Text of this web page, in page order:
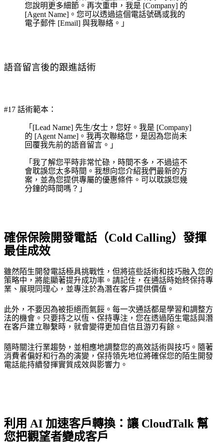
您說明更多細節。再次重申，我是 [Company] 的
[Agent Name]。您可以透過這個電話號碼或我的
電子郵件 [Email] 與我聯絡。」
語音留言後的跟進話術
#17 話術範本：
「[Lead Name] 先生/女士，您好。我是 [Company]
的 [Agent Name]。我再次聯絡您，是因為您尚未
回覆我先前的語音留言。」
「我了解您平時非常忙碌，時間不多，不過這不
會耽誤您太多時間。我想向您介紹我們最新的方
案，並為您提供專屬的優惠條件。可以耽誤您幾
分鐘的時間嗎？」
確保保險開發電話（Cold Calling）發揮
最佳成效
雖然陌生開發電話極具挑戰性，但將這些話術和技巧融入您的
策略中，將能顯著提升成功率。請記住，在通話時始終保持專
業、展現同理心，並專注於為潛在客戶提供價值。
此外，不要因為被拒絕而氣餒。每一次通話都是學習和調整方
法的機會。只要持之以恆、保持專注，您在透過陌生電話與潛
在客戶建立聯繫時，就會變得更加自信且游刃有餘。
隨時關注行業趨勢，並相應地調整您的高效話術與技巧。隨著
消費者偏好和行為的演變，保持領先地位將確保您的陌生開發
電話能持續發揮實質成效與影響力。
利用 AI 加速客戶轉換：讓 CloudTalk 幫
您把觀望者變成客戶